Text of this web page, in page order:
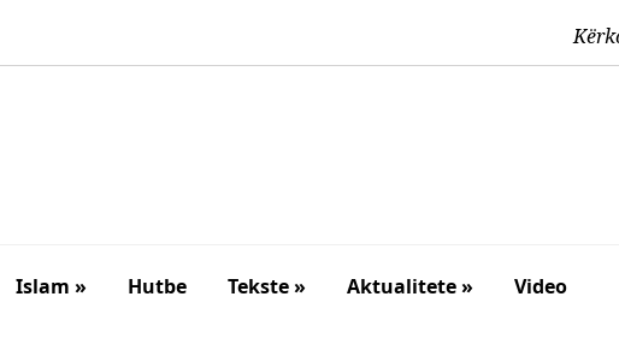
Islam » Hutbe Tekste » Aktualitete » Video